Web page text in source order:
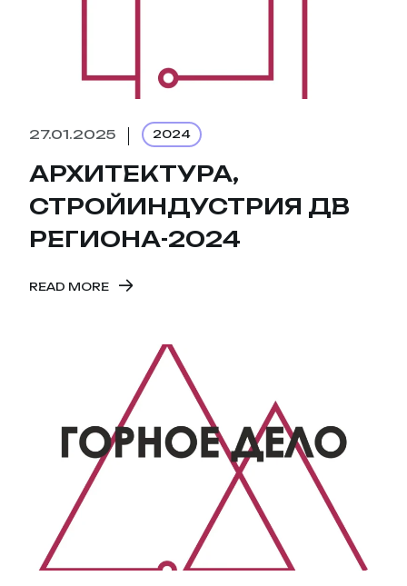
27.01.2025 2024
АРХИТЕКТУРА,
СТРОЙИНДУСТРИЯ ДВ
РЕГИОНА-2024
READ MORE